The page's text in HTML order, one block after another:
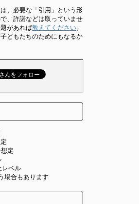
、必要な「引用」という形
、許諾などは取っていませ
があれば教えてください。
子どもたちのためにもなるか
定
ベル
場合もあります